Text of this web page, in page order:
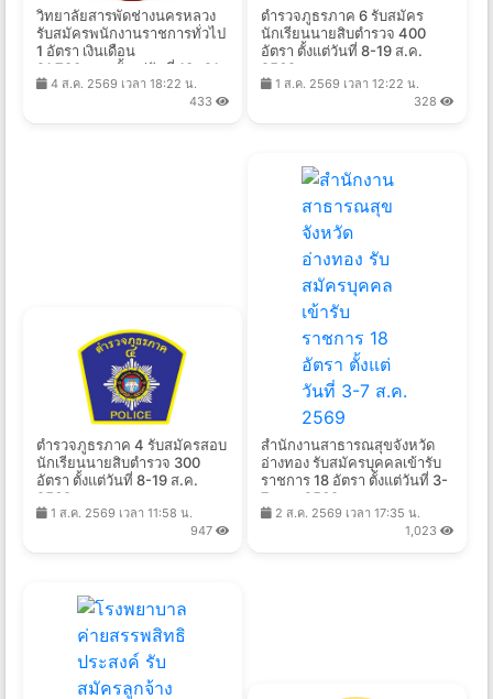
วิทยาลัยสารพัดช่างนครหลวง
รับสมัครพนักงานราชการทั่วไป
1 อัตรา เงินเดือน
21,780 บาท ตั้งแต่วันที่ 13 -21
ส.ค. 2569
4 ส.ค. 2569 เวลา 18:22 น.
433
ตำรวจภูธรภาค 6 รับสมัคร
นักเรียนนายสิบตำรวจ 400
อัตรา ตั้งแต่วันที่ 8-19 ส.ค.
2569
1 ส.ค. 2569 เวลา 12:22 น.
328
ตำรวจภูธรภาค 4 รับสมัครสอบ
นักเรียนนายสิบตำรวจ 300
อัตรา ตั้งแต่วันที่ 8-19 ส.ค.
2569
1 ส.ค. 2569 เวลา 11:58 น.
947
สำนักงานสาธารณสุขจังหวัด
อ่างทอง รับสมัครบุคคลเข้ารับ
ราชการ 18 อัตรา ตั้งแต่วันที่ 3-
7 ส.ค. 2569
2 ส.ค. 2569 เวลา 17:35 น.
1,023